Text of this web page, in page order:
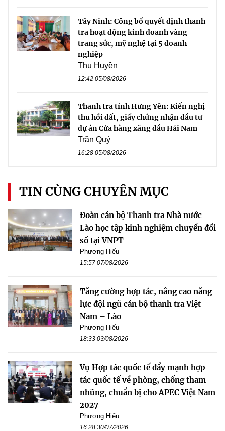
Tây Ninh: Công bố quyết định thanh
tra hoạt động kinh doanh vàng
trang sức, mỹ nghệ tại 5 doanh
nghiệp
Thu Huyền
12:42 05/08/2026
Thanh tra tỉnh Hưng Yên: Kiến nghị
thu hồi đất, giấy chứng nhận đầu tư
dự án Cửa hàng xăng dầu Hải Nam
Trần Quý
16:28 05/08/2026
TIN CÙNG CHUYÊN MỤC
Đoàn cán bộ Thanh tra Nhà nước
Lào học tập kinh nghiệm chuyển đổi
số tại VNPT
Phương Hiếu
15:57 07/08/2026
Tăng cường hợp tác, nâng cao năng
lực đội ngũ cán bộ thanh tra Việt
Nam – Lào
Phương Hiếu
18:33 03/08/2026
Vụ Hợp tác quốc tế đẩy mạnh hợp
tác quốc tế về phòng, chống tham
nhũng, chuẩn bị cho APEC Việt Nam
2027
Phương Hiếu
16:28 30/07/2026